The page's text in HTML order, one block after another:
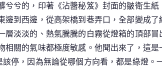
兮的，印著《沾醬秘笈》封面的皺衛生
到西邊，從高架橋到巷弄口，全部變成
層淡淡的、熱氣騰騰的白霧從燈箱的頂部
關的氣味都極度敏感。他聞出來了，這
停，因為無論從哪個方向看，都是綠燈。